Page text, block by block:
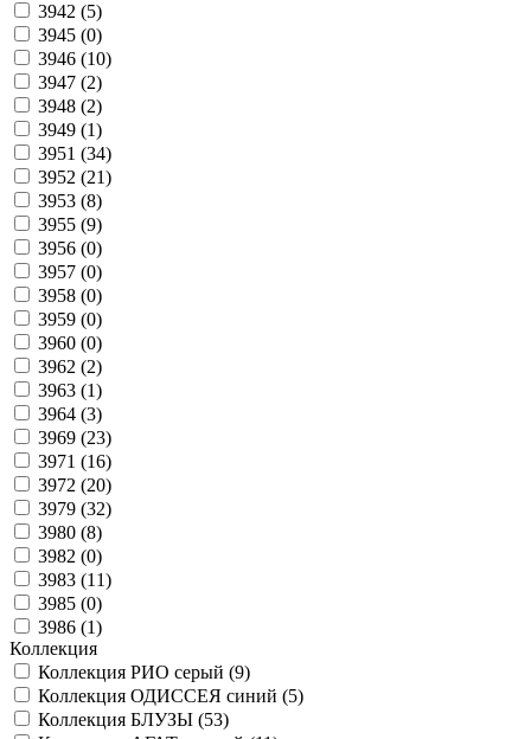
3942 (5)
3945 (0)
3946 (10)
3947 (2)
3948 (2)
3949 (1)
3951 (34)
3952 (21)
3953 (8)
3955 (9)
3956 (0)
3957 (0)
3958 (0)
3959 (0)
3960 (0)
3962 (2)
3963 (1)
3964 (3)
3969 (23)
3971 (16)
3972 (20)
3979 (32)
3980 (8)
3982 (0)
3983 (11)
3985 (0)
3986 (1)
Коллекция
Коллекция РИО серый (9)
Коллекция ОДИССЕЯ синий (5)
Коллекция БЛУЗЫ (53)